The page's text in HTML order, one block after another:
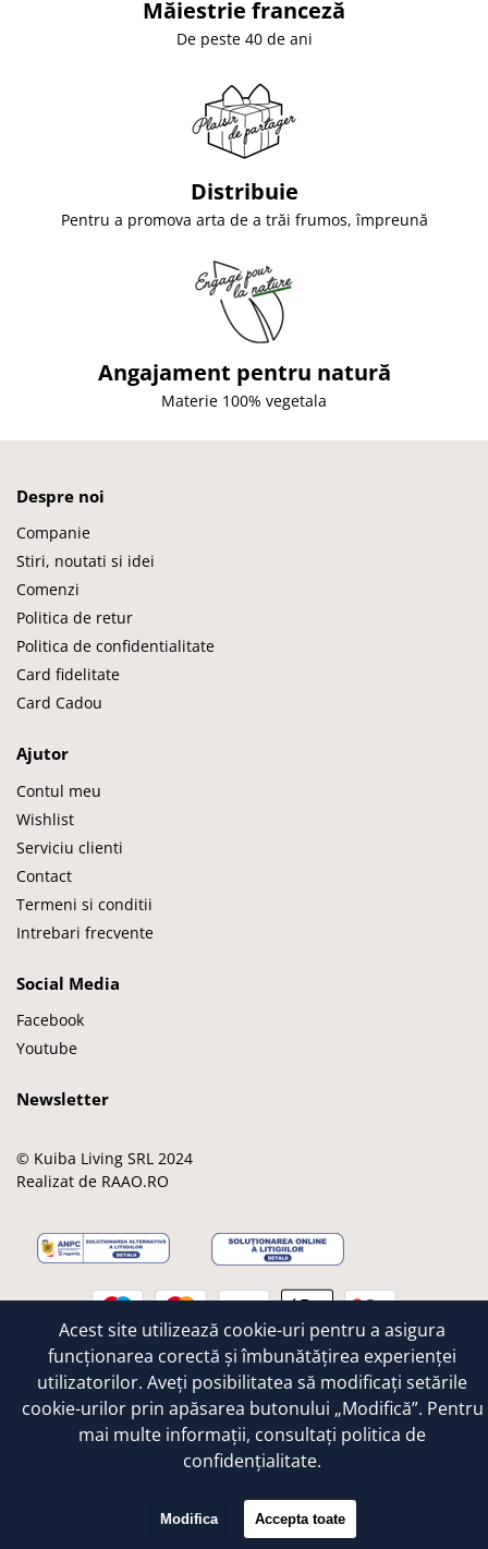
Măiestrie franceză
De peste 40 de ani
Distribuie
Pentru a promova arta de a trăi frumos, împreună
Angajament pentru natură
Materie 100% vegetala
Despre noi
Companie
Stiri, noutati si idei
Comenzi
Politica de retur
Politica de confidentialitate
Card fidelitate
Card Cadou
Ajutor
Contul meu
Wishlist
Serviciu clienti
Contact
Termeni si conditii
Intrebari frecvente
Social Media
Facebook
Youtube
Newsletter
© Kuiba Living SRL 2024
Realizat de RAAO.RO
M
e
s
t
r
o
M
a
s
t
e
r
c
a
r
V
s
a
A
p
p
l
e
G
o
o
g
l
e
Acest site utilizează cookie-uri pentru a asigura
funcționarea corectă și îmbunătățirea experienței
utilizatorilor. Aveți posibilitatea să modificați setările
cookie-urilor prin apăsarea butonului „Modifică”. Pentru
mai multe informații, consultați politica de
confidențialitate.
Modifica Accepta toate